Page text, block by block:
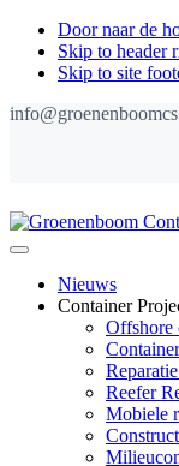
Door naar de
Skip to header
Skip to site
Groenenboom
Projects
Menu
Nieuws
Container
Offshore
Reefer
Mobiele